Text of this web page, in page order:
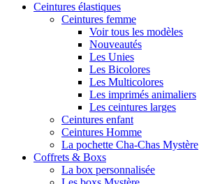
Ceintures élastiques
Ceintures femme
Voir tous les modèles
Nouveautés
Les Unies
Les Bicolores
Les Multicolores
Les imprimés animaliers
Les ceintures larges
Ceintures enfant
Ceintures Homme
La pochette Cha-Chas Mystère
Coffrets & Boxs
La box personnalisée